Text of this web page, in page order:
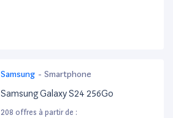
Samsung - Smartphone
Samsung Galaxy S24 256Go
208 offres à partir de :